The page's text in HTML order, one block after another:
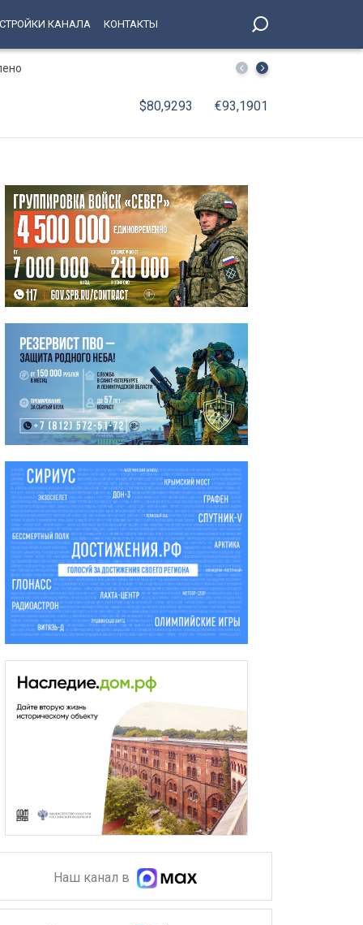
КАНАЛА КОНТАКТЫ
В Петербурге принят Единый стандарт обслуживания
$80,9293 €93,1901
Наш канал в